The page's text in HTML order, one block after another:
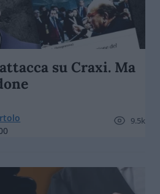
su Craxi. Ma
9.5k